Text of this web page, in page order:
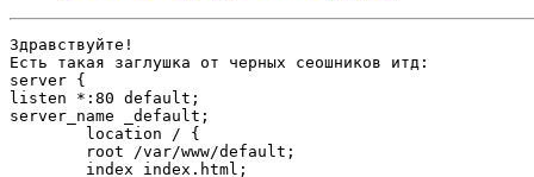
Здравствуйте!
Есть такая заглушка от черных сеошников итд:
server {
listen *:80 default;
server_name _default;